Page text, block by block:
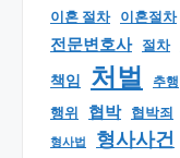
이혼 절차 이혼절차
전문변호사 절차
책임 처벌 추행
행위 협박 협박죄
형사법 형사사건